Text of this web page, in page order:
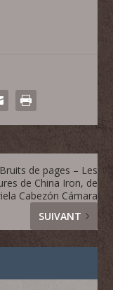
Bruits de pages – Les
de China Iron, de
Cabezón Cámara
SUIVANT